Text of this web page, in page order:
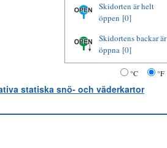
Skidorten är helt
öppen [0]
Skidortens backar är
öppna [0]
°C °F
statiska snö- och väderkartor